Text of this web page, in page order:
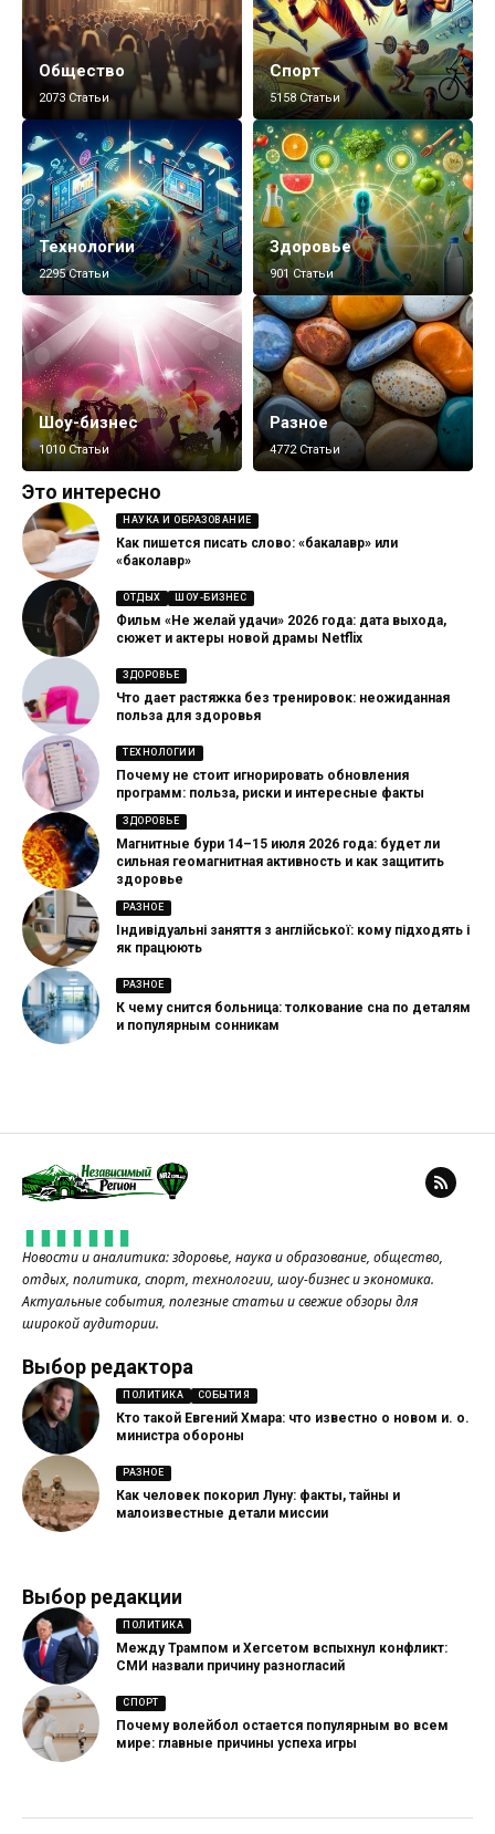
Общество
2073 Статьи
Спорт
5158 Статьи
Технологии
2295 Статьи
Здоровье
901 Статьи
Шоу-бизнес
1010 Статьи
Разное
4772 Статьи
Это интересно
НАУКА И ОБРАЗОВАНИЕ
Как пишется писать слово: «бакалавр» или
«баколавр»
ОТДЫХ ШОУ-БИЗНЕС
Фильм «Не желай удачи» 2026 года: дата выхода,
сюжет и актеры новой драмы Netflix
ЗДОРОВЬЕ
Что дает растяжка без тренировок: неожиданная
польза для здоровья
ТЕХНОЛОГИИ
Почему не стоит игнорировать обновления
программ: польза, риски и интересные факты
ЗДОРОВЬЕ
Магнитные бури 14–15 июля 2026 года: будет ли
сильная геомагнитная активность и как защитить
здоровье
РАЗНОЕ
Індивідуальні заняття з англійської: кому підходять і
як працюють
РАЗНОЕ
К чему снится больница: толкование сна по деталям
и популярным сонникам
Новости и аналитика: здоровье, наука и образование, общество,
отдых, политика, спорт, технологии, шоу-бизнес и экономика.
Актуальные события, полезные статьи и свежие обзоры для
широкой аудитории.
Выбор редактора
ПОЛИТИКА СОБЫТИЯ
Кто такой Евгений Хмара: что известно о новом и. о.
министра обороны
РАЗНОЕ
Как человек покорил Луну: факты, тайны и
малоизвестные детали миссии
Выбор редакции
ПОЛИТИКА
Между Трампом и Хегсетом вспыхнул конфликт:
СМИ назвали причину разногласий
СПОРТ
Почему волейбол остается популярным во всем
мире: главные причины успеха игры